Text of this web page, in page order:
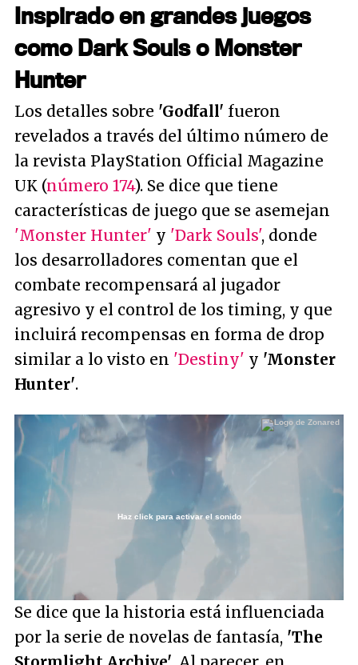
Inspirado en grandes juegos
como Dark Souls o Monster
Hunter
Los detalles sobre 'Godfall' fueron
revelados a través del último número de
la revista PlayStation Official Magazine
UK (número 174). Se dice que tiene
características de juego que se asemejan
'Monster Hunter' y 'Dark Souls', donde
los desarrolladores comentan que el
combate recompensará al jugador
agresivo y el control de los timing, y que
incluirá recompensas en forma de drop
similar a lo visto en 'Destiny' y 'Monster
Hunter'.
Haz click para activar el sonido
Se dice que la historia está influenciada
por la serie de novelas de fantasía, 'The